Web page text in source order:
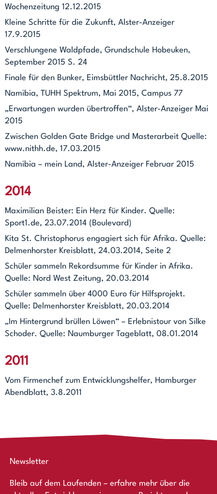
Wochenzeitung 12.12.2015
Kleine Schritte für die Zukunft, Alster-Anzeiger
17.9.2015
Verschlungene Waldpfade, Grundschule Hobeuken,
September 2015 S. 24
Finale für den Bunker, Eimsbüttler Nachricht, 25.8.2015
Namibia, TUHH Spektrum, Mai 2015, Campus 77
„Erwartungen wurden übertroffen“, Alster-Anzeiger Mai
2015
Zwischen Golden Gate Bridge und Masterarbeit Quelle:
www.nithh.de, 17.03.2015
Namibia – mein Land, Alster-Anzeiger Februar 2015
2014
Maximilian Beister: Ein Herz für Kinder. Quelle:
Sport1.de, 23.07.2014 (Boulevard)
Kita St. Christophorus engagiert sich für Afrika. Quelle:
Delmenhorster Kreisblatt, 24.03.2014, Seite 2
Schüler sammeln Rekordsumme für Kinder in Afrika.
Quelle: Nord West Zeitung, 20.03.2014
Schüler sammeln über 4000 Euro für Hilfsprojekt.
Quelle: Delmenhorster Kreisblatt, 20.03.2014
„Im Hintergrund brüllen Löwen“ – Erlebnistour von Silke
Schoder. Quelle: Naumburger Tageblatt, 08.01.2014
2011
Vom Firmenchef zum Entwicklungshelfer, Hamburger
Abendblatt, 3.8.2011
Newsletter
Bleib auf dem Laufenden – erfahre mehr über die